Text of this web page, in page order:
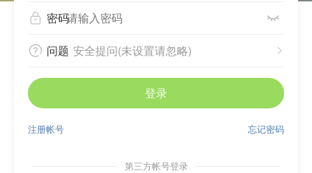
 密码 
 问题 
安全提问(未设置请忽略)
登录
忘记密码
注册帐号
第三方帐号登录